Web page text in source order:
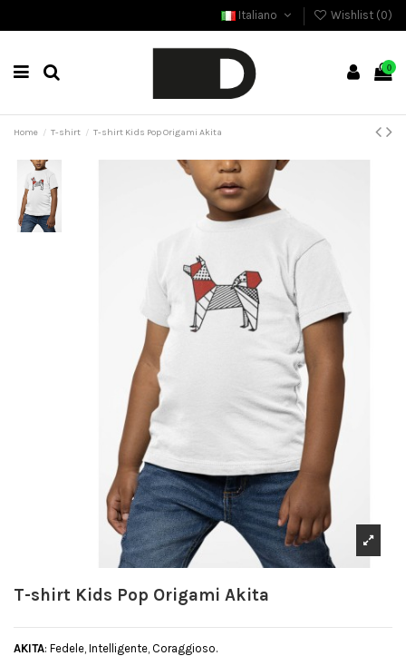
Italiano Wishlist (0)
0
Home T-shirt T-shirt Kids Pop Origami Akita
T-shirt Kids Pop Origami Akita
AKITA: Fedele, Intelligente, Coraggioso.